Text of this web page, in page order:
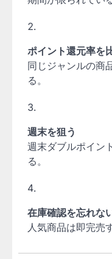
ポイント還元率を
同じジャンルの商
る。
週末を狙う
週末ダブルポイン
る。
在庫確認を忘れな
人気商品は即完売